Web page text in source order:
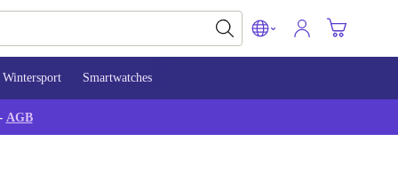
Wintersport Smartwatches
AGB